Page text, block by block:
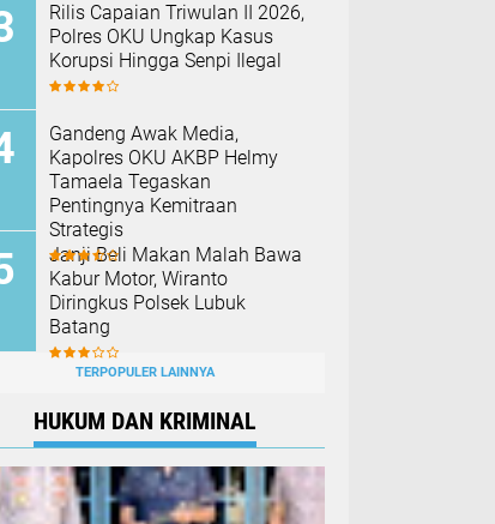
Rilis Capaian Triwulan II 2026,
Polres OKU Ungkap Kasus
Korupsi Hingga Senpi Ilegal
Gandeng Awak Media,
Kapolres OKU AKBP Helmy
Tamaela Tegaskan
Pentingnya Kemitraan
Strategis
Janji Beli Makan Malah Bawa
Kabur Motor, Wiranto
Diringkus Polsek Lubuk
Batang
TERPOPULER LAINNYA
HUKUM DAN KRIMINAL